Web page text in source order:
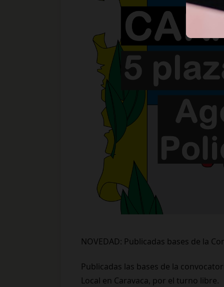
NOVEDAD: Publicadas bases de la
Publicadas las bases de la
Local en Caravaca, por el turno libre.